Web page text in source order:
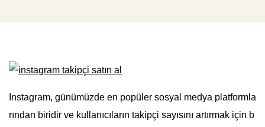
Instagram, günümüzde en popüler sosyal medya platformla
rından biridir ve kullanıcıların takipçi sayısını artırmak için b